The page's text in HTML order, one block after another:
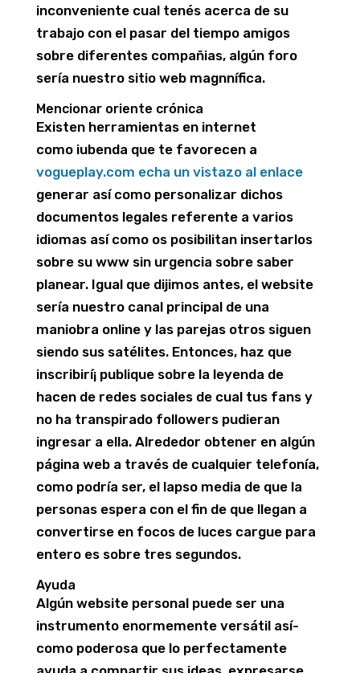
inconveniente cual tenés acerca de su
trabajo con el pasar del tiempo amigos
sobre diferentes compañias, algún foro
serí­a nuestro sitio web magnnífica.
Mencionar oriente crónica
Existen herramientas en internet
como iubenda que te favorecen a
vogueplay.com echa un vistazo al enlace
generar así­ como personalizar dichos
documentos legales referente a varios
idiomas así­ como os posibilitan insertarlos
sobre su www sin urgencia sobre saber
planear. Igual que dijimos antes, el website
serí­a nuestro canal principal de una
maniobra online y las parejas otros siguen
siendo sus satélites. Entonces, haz que
inscribirí¡ publique sobre la leyenda de
hacen de redes sociales de cual tus fans y
no ha transpirado followers pudieran
ingresar a ella. Alrededor obtener en algún
página web a través de cualquier telefonía,
como podrí­a ser, el lapso media de que la
personas espera con el fin de que llegan a
convertirse en focos de luces cargue para
entero es sobre tres segundos.
Ayuda
Algún website personal puede ser una
instrumento enormemente versátil así­
como poderosa que lo perfectamente